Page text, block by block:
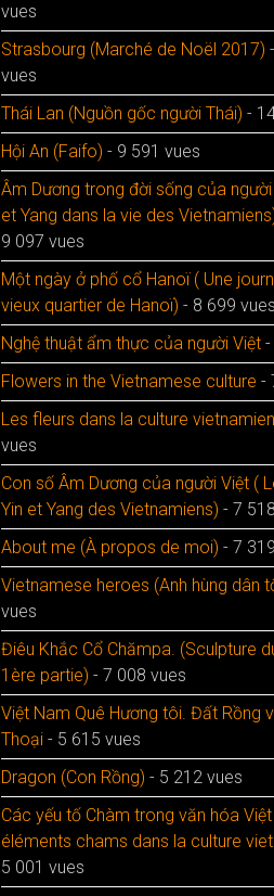
vues
Strasbourg (Marché de Noël 2017)
vues
Thái Lan (Nguồn gốc người Thái) -
Hội An (Faifo) - 9 591 vues
Âm Dương trong đời sống của người
et Yang dans la vie des
9 097 vues
Một ngày ở phố cổ Hanoï ( Une
vieux quartier de Hanoï) - 8 699 vues
Nghệ thuật ẩm thực của người Việt
Flowers in the Vietnamese culture -
Les fleurs dans la culture
vues
Con số Âm Dương của người Việt (
Yin et Yang des Vietnamiens) - 7
About me (À propos de moi) - 7
Vietnamese heroes (Anh hùng dân
vues
Điêu Khắc Cổ Chămpa. (Sculpture
1ère partie) - 7 008 vues
Việt Nam Quê Hương tôi. Đất Rồng
Thoại - 5 615 vues
Dragon (Con Rồng) - 5 212 vues
Các yếu tố Chàm trong văn hóa
éléments chams dans la culture
5 001 vues